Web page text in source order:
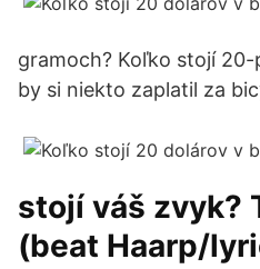
gramoch? Koľko stojí
by si niekto zaplatil za
stojí váš zvyk?
(beat Haarp/